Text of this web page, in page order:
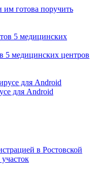
им готова поручить
5 медицинских центров
для Android
в Ростовской